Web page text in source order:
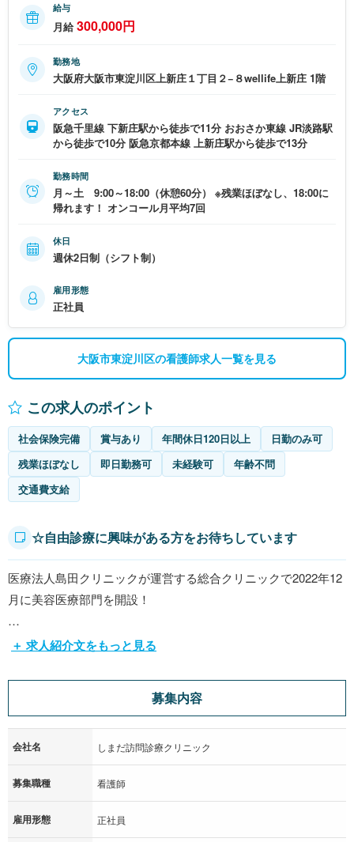
給与
月給300,000円
勤務地
大阪府大阪市東淀川区上新庄１丁目２−８wellife上新庄 1階
勤務時間
月～土 9:00～18:00（休憩60分） ※残業ほぼなし、18:00に
帰れます！ オンコール月平均7回
アクセス
阪急千里線 下新庄駅から徒歩で11分 おおさか東線 JR淡路駅
から徒歩で10分 阪急京都本線 上新庄駅から徒歩で13分
休日
週休2日制（シフト制）
雇用形態
正社員
大阪市東淀川区の看護師求人一覧を見る
この求人のポイント
社会保険完備 賞与あり 年間休日120日以上
日勤のみ可
残業ほぼなし
即日勤務可 未経験可
年齢不問
交通費支給
☆自由診療に興味がある方をお待ちしています
医療法人島田クリニックが運営する総合クリニックで2022年12
月に美容医療部門を開設！
経験が浅い方､未経験の方歓迎です♪もちろん､美容クリニック
二日制なので､プライベートも充実した働き方ができます。
平日休みもあるので旅行や買い物が快適♪
ぜひ、私たちとお仕事してみませんか？
あなたの応募お待ちしております。
＋ 求人紹介文をもっと見る
募集内容
会社名 しまだ訪問診療クリニック
募集職種 看護師
雇用形態 正社員